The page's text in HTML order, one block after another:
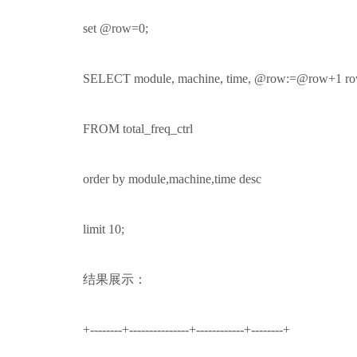
set @row=0;
SELECT module, machine, time, @row:=@row+1
FROM total_freq_ctrl
order by module,machine,time desc
limit 10;
结果展示：
+--------+---------------+------------+--------+